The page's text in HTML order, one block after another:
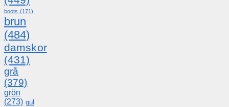
boots (171)
brun
(484)
damskor
(431)
grå
(379)
grön
(273) gul